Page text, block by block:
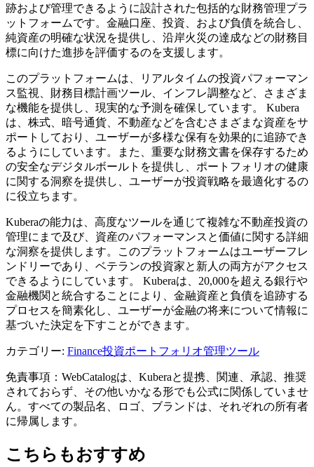
跡および管理できるように設計された包括的な財務管理プラ
ットフォームです。金融口座、投資、および負債を統合し、
純資産の明確な状況を提供し、沿岸火災の達成などの財務目
標に向けた進捗を評価するのを支援します。
このプラットフォームは、リアルタイムの投資パフォーマン
ス監視、財務目標計画ツール、インフレ調整など、さまざま
な機能を提供し、現実的な予測を確保しています。 Kubera
は、株式、暗号通貨、不動産などを含むさまざまな資産をサ
ポートしており、ユーザーが多様な保有を効果的に追跡でき
るようにしています。また、重要な財務文書を保存するため
の安全なデジタルボールトを提供し、ポートフォリオの健康
に関する洞察を提供し、ユーザーが投資戦略を最適化するの
に役立ちます。
Kuberaの能力は、高度なツールを通じて複雑な不動産投資の
管理にまで及び、資産のパフォーマンスと価値に関する詳細
な洞察を提供します。このプラットフォームはユーザーフレ
ンドリーであり、ベテランの投資家と新人の両方がアクセス
できるようにしています。 Kuberaは、20,000を超える銀行や
金融機関と統合することにより、金融資産と負債を追跡する
プロセスを簡素化し、ユーザーが金融の将来について情報に
基づいた決定を下すことができます。
カテゴリー: Finance投資ポートフォリオ管理ツール
免責事項：WebCatalogは、Kuberaと提携、関連、承認、推奨
されておらず、その他いかなる形でも公式に関係していませ
ん。すべての製品名、ロゴ、ブランドは、それぞれの所有者
に帰属します。
こちらもおすすめ